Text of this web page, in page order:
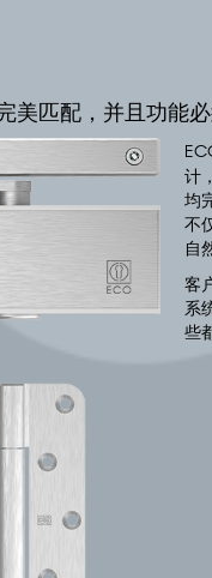
匹配，并且功能必
计
均
不
自
客
系
些